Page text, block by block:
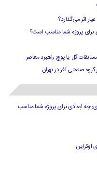
برای پروژه شما مناسب است؟
گل یا پوچ-راهبرد معاصر
گروه صنعتی آفر در تهران
چه ابعادی برای پروژه شما مناسب
اوکراین